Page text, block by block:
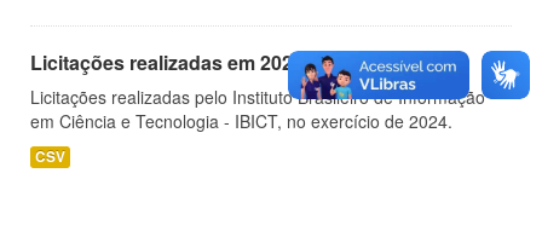
Licitações realizadas em 2024
Licitações realizadas pelo Instituto Brasileiro de Informação
em Ciência e Tecnologia - IBICT, no exercício de 2024.
CSV